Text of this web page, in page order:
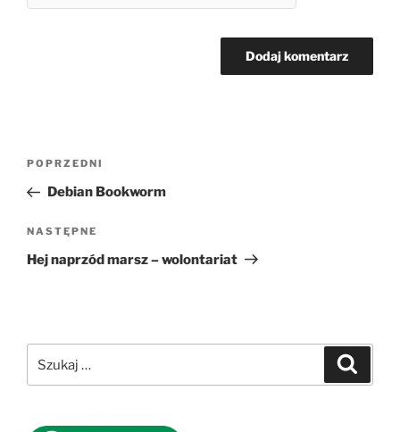
Nawigacja
Poprzedni
wpis
POPRZEDNI
Debian Bookworm
Następny
wpis
NASTĘPNE
Hej naprzód marsz – wolontariat